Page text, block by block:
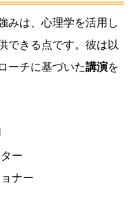
みは、心理学を活用し
できる点です。彼は以
ーチに基づいた講演を
ー
ナー